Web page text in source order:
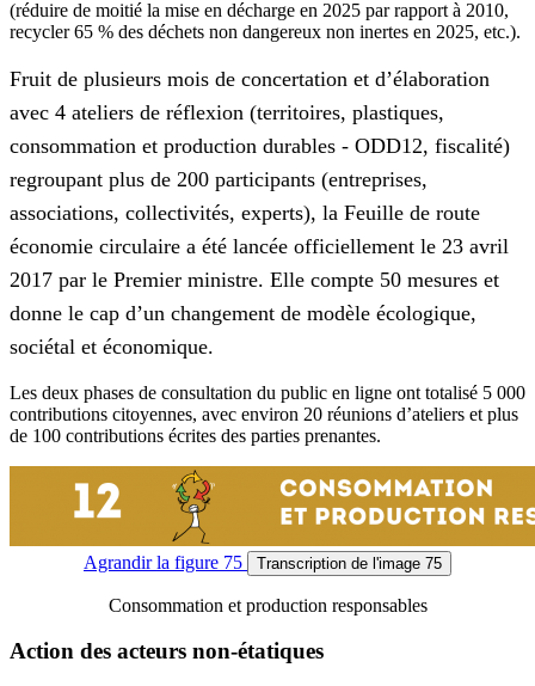
(réduire de moitié la mise en décharge en 2025 par rapport à 2010,
recycler 65 % des déchets non dangereux non inertes en 2025, etc.).
Fruit de plusieurs mois de concertation et d’élaboration
avec 4 ateliers de réflexion (territoires, plastiques,
consommation et production durables - ODD12, fiscalité)
regroupant plus de 200 participants (entreprises,
associations, collectivités, experts), la Feuille de route
économie circulaire a été lancée officiellement le 23 avril
2017 par le Premier ministre. Elle compte 50 mesures et
donne le cap d’un changement de modèle écologique,
sociétal et économique.
Les deux phases de consultation du public en ligne ont totalisé 5 000
contributions citoyennes, avec environ 20 réunions d’ateliers et plus
de 100 contributions écrites des parties prenantes.
Agrandirla figure 75 Transcription de l'image 75
Consommation et production responsables
Action des acteurs non-étatiques